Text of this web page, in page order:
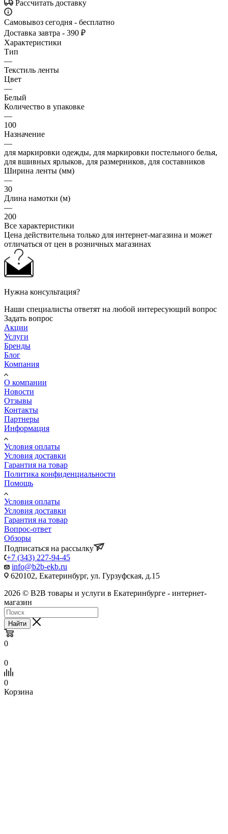
Рассчитать доставку
Самовывоз сегодня - бесплатно
Доставка завтра - 390 ₽
Характеристики
Тип
—
Текстиль ленты
Цвет
—
Белый
Количество в упаковке
—
100
Назначение
—
для маркировки одежды, для маркировки постельного белья,
для вшивных ярлыков, для размерников, для составников
Ширина ленты (мм)
—
30
Длина намотки (м)
—
200
Все характеристики
Цена действительна только для интернет-магазина и может
отличаться от цен в розничных магазинах
Нужна консультация?
Наши специалисты ответят на любой интересующий вопрос
Задать вопрос
Акции
Услуги
Бренды
Блог
Компания
О компании
Новости
Отзывы
Контакты
Партнеры
Информация
Условия оплаты
Условия доставки
Гарантия на товар
Политика конфиденциальности
Помощь
Условия оплаты
Условия доставки
Гарантия на товар
Вопрос-ответ
Обзоры
Подписаться на рассылку
+7 (343) 227-94-45
info@b2b-ekb.ru
620102, Екатеринбург, ул. Гурзуфская, д.15
2026 © B2B товары и услуги в Екатеринбурге - интернет-
магазин
Найти
0
0
0
Корзина